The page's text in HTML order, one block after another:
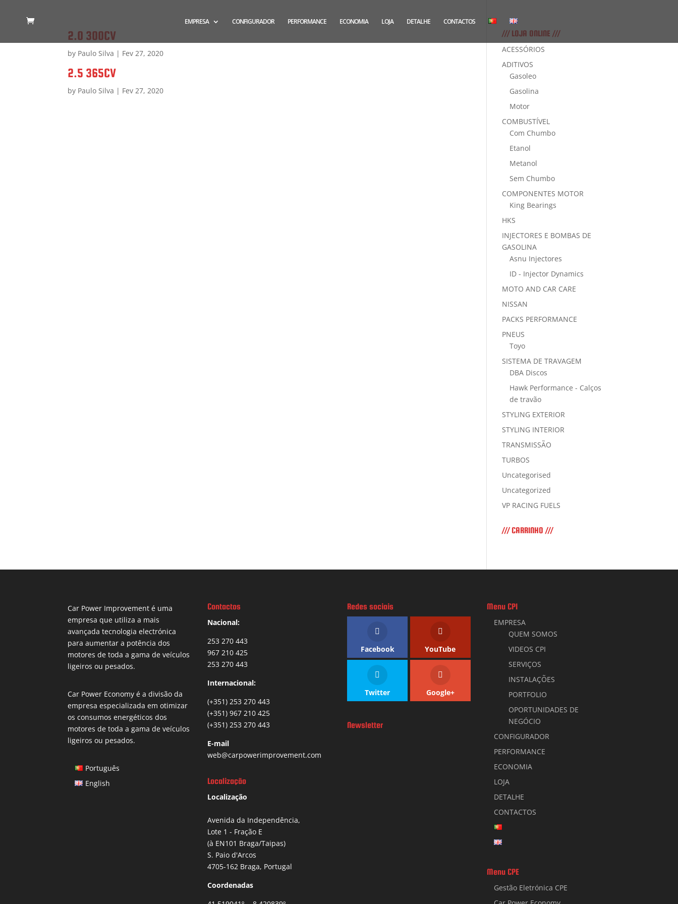
EMPRESA CONFIGURADOR PERFORMANCE ECONOMIA LOJA DETALHE CONTACTOS
2.0 300CV
by Paulo Silva | Fev 27, 2020
2.5 365CV
by Paulo Silva | Fev 27, 2020
/// LOJA ONLINE ///
ACESSÓRIOS
ADITIVOS
Gasoleo
Gasolina
Motor
COMBUSTÍVEL
Com Chumbo
Etanol
Metanol
Sem Chumbo
COMPONENTES MOTOR
King Bearings
HKS
INJECTORES E BOMBAS DE
GASOLINA
Asnu Injectores
ID - Injector Dynamics
MOTO AND CAR CARE
NISSAN
PACKS PERFORMANCE
PNEUS
Toyo
SISTEMA DE TRAVAGEM
DBA Discos
Hawk Performance - Calços
de travão
STYLING EXTERIOR
STYLING INTERIOR
TRANSMISSÃO
TURBOS
Uncategorised
Uncategorized
VP RACING FUELS
/// CARRINHO ///
Car Power Improvement é uma
empresa que utiliza a mais
avançada tecnologia electrónica
para aumentar a potência dos
motores de toda a gama de veículos
ligeiros ou pesados.
Car Power Economy é a divisão da
empresa especializada em otimizar
os consumos energéticos dos
motores de toda a gama de veículos
ligeiros ou pesados.
Português
English
Contactos
Nacional:
253 270 443
967 210 425
253 270 443
Internacional:
(+351) 253 270 443
(+351) 967 210 425
(+351) 253 270 443
E-mail
web@carpowerimprovement.com
Localização
Localização
Avenida da Independência,
Lote 1 - Fração E
(à EN101 Braga/Taipas)
S. Paio d'Arcos
4705-162 Braga, Portugal
Coordenadas
Redes sociais
Facebook YouTube
Twitter Google+
Newsletter
Menu CPI
EMPRESA
QUEM SOMOS
VIDEOS CPI
SERVIÇOS
INSTALAÇÕES
PORTFOLIO
OPORTUNIDADES DE
NEGÓCIO
CONFIGURADOR
PERFORMANCE
ECONOMIA
LOJA
DETALHE
CONTACTOS
Menu CPE
Gestão Eletrónica CPE